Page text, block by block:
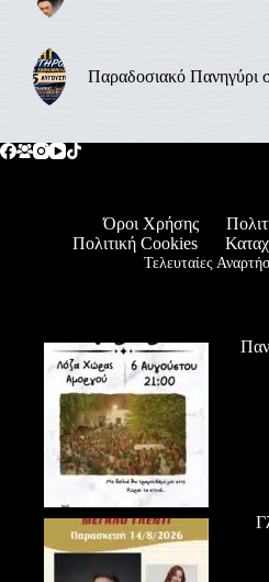
Παραδοσιακό Πανηγύρι
Όροι Χρήσης
Πολιτική Cookies
Τελευταίες